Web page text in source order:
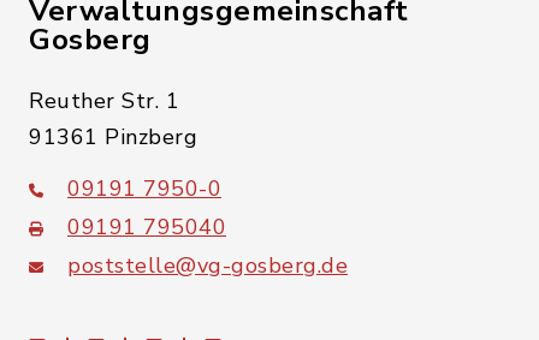
Verwaltungsgemeinschaft
Gosberg
Reuther Str. 1
91361 Pinzberg
09191 7950-0
09191 795040
poststelle@vg-gosberg.de